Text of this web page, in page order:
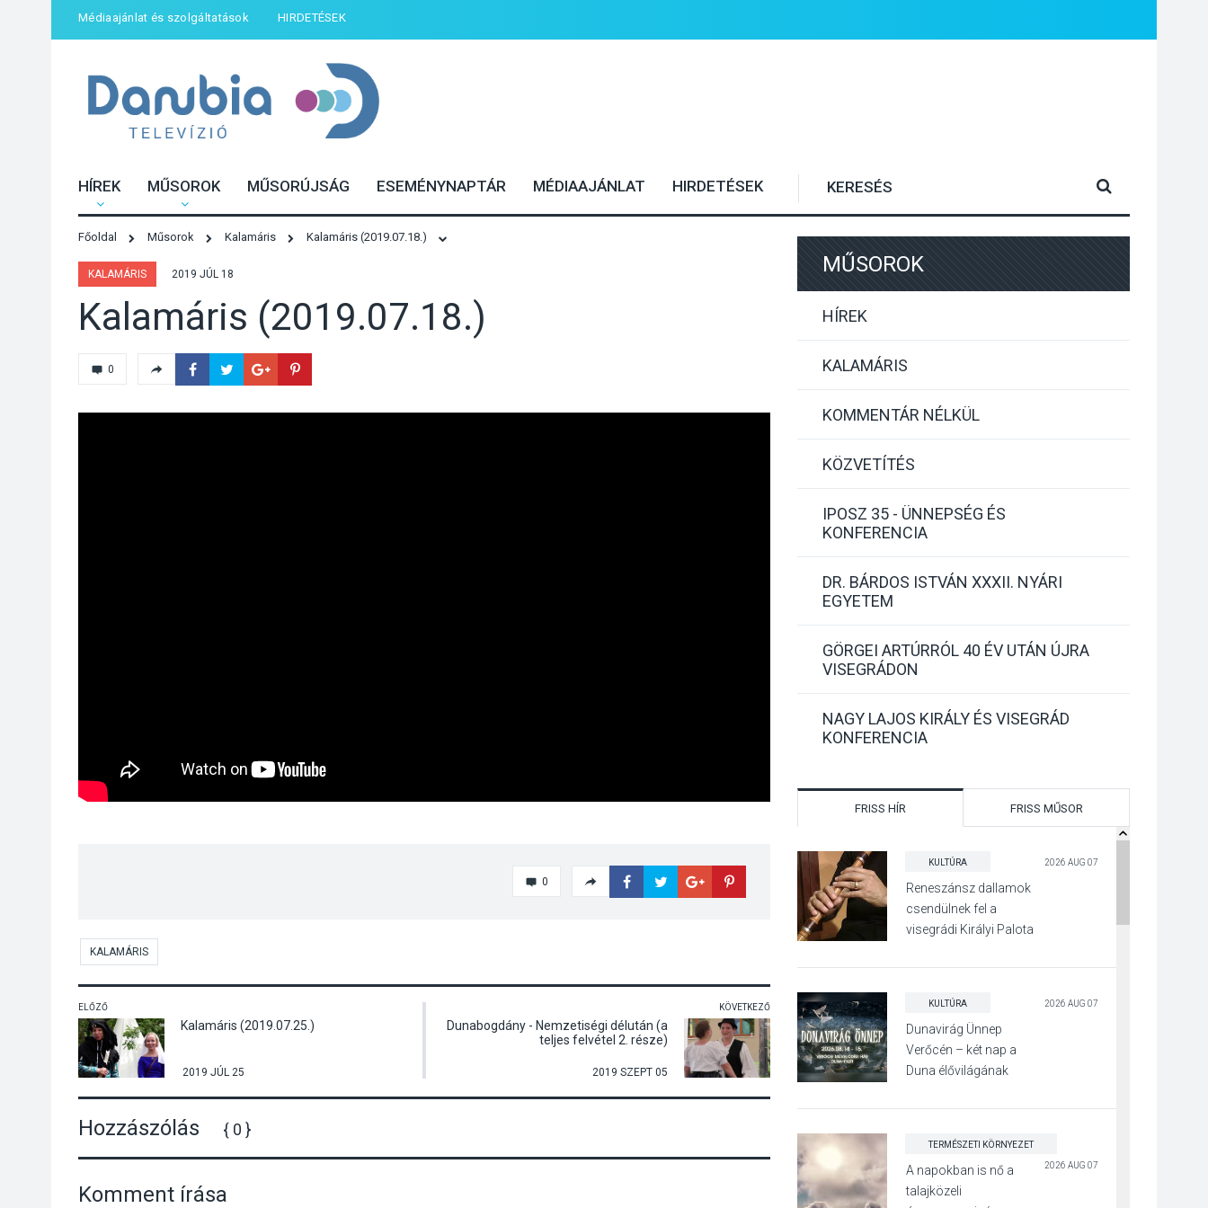
Médiaajánlat és szolgáltatások HIRDETÉSEK
HÍREK MŰSOROK MŰSORÚJSÁG ESEMÉNYNAPTÁR MÉDIAAJÁNLAT HIRDETÉSEK
Főoldal Műsorok Kalamáris Kalamáris (2019.07.18.)
KALAMÁRIS 2019 JÚL 18
Kalamáris (2019.07.18.)
0
0
KALAMÁRIS
ELŐZŐ
Kalamáris (2019.07.25.)
2019 JÚL 25
KÖVETKEZŐ
Dunabogdány - Nemzetiségi délután (a
teljes felvétel 2. része)
2019 SZEPT 05
Hozzászólás { 0 }
Komment írása
MŰSOROK
HÍREK
KALAMÁRIS
KOMMENTÁR NÉLKÜL
KÖZVETÍTÉS
IPOSZ 35 - ÜNNEPSÉG ÉS
KONFERENCIA
DR. BÁRDOS ISTVÁN XXXII. NYÁRI
EGYETEM
GÖRGEI ARTÚRRÓL 40 ÉV UTÁN ÚJRA
VISEGRÁDON
NAGY LAJOS KIRÁLY ÉS VISEGRÁD
KONFERENCIA
FRISS HÍR FRISS MŰSOR
KULTÚRA 2026 AUG 07
Reneszánsz dallamok
csendülnek fel a
visegrádi Királyi Palota
KULTÚRA 2026 AUG 07
Dunavirág Ünnep
Verőcén – két nap a
Duna élővilágának
TERMÉSZETI KÖRNYEZET
2026 AUG 07
A napokban is nő a
talajközeli